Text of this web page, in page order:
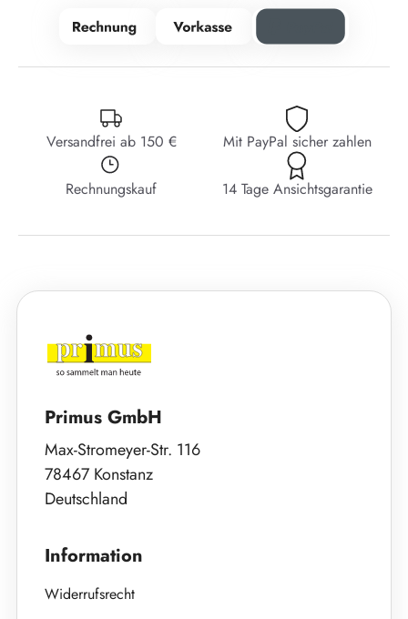
Versandfrei ab 150 € Mit PayPal sicher zahlen
Rechnungskauf 14 Tage Ansichtsgarantie
Primus GmbH
Max-Stromeyer-Str. 116
78467 Konstanz
Deutschland
Information
Widerrufsrecht